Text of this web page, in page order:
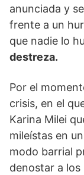
anunciada y
frente a un
que nadie lo
destreza.
Por el
crisis, en el
Karina Milei
mileístas en
modo barrial
denostar a los